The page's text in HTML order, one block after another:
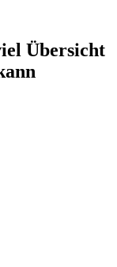
Übersicht